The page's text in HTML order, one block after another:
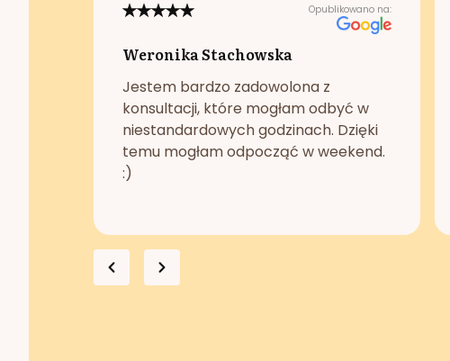
Opublikowano na:
Weronika Stachowska
Jestem bardzo zadowolona z
konsultacji, które mogłam odbyć w
niestandardowych godzinach. Dzięki
temu mogłam odpocząć w weekend.
:)